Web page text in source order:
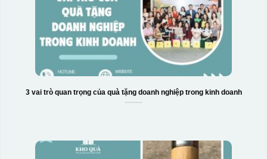
3 vai trò quan trọng của quà tặng doanh nghiệp trong kinh doanh